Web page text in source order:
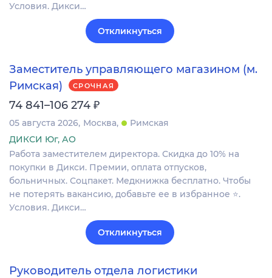
Условия. Дикси…
Откликнуться
Заместитель управляющего магазином (м.
Римская)
СРОЧНАЯ
74 841–106 274 ₽
05 августа 2026 Москва
Римская
ДИКСИ Юг, АО
Работа заместителем директора. Скидка до 10% на
покупки в Дикси. Премии, оплата отпусков,
больничных. Соцпакет. Медкнижка бесплатно. Чтобы
не потерять вакансию, добавьте ее в избранное ⭐.
Условия. Дикси…
Откликнуться
Руководитель отдела логистики